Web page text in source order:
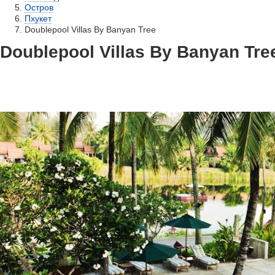
Остров
Пхукет
Doublepool Villas By Banyan Tree
Doublepool Villas By Banyan